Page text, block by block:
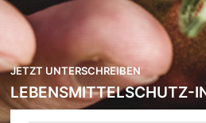
JETZT UNTERSCHREIBEN
LEBENSMITTELSCHUTZ-